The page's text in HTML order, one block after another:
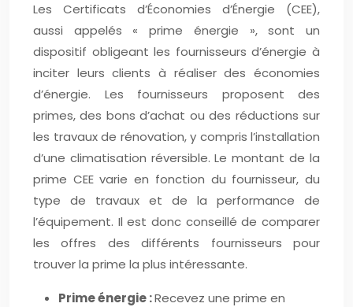
Les Certificats d’Économies d’Énergie (CEE),
aussi appelés « prime énergie », sont un
dispositif obligeant les fournisseurs d’énergie à
inciter leurs clients à réaliser des économies
d’énergie. Les fournisseurs proposent des
primes, des bons d’achat ou des réductions sur
les travaux de rénovation, y compris l’installation
d’une climatisation réversible. Le montant de la
prime CEE varie en fonction du fournisseur, du
type de travaux et de la performance de
l’équipement. Il est donc conseillé de comparer
les offres des différents fournisseurs pour
trouver la prime la plus intéressante.
Prime énergie :Recevez une prime en